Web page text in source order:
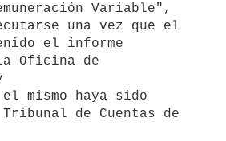
Variable",
una vez que el
el informe
Oficina de
mismo haya sido
de Cuentas de